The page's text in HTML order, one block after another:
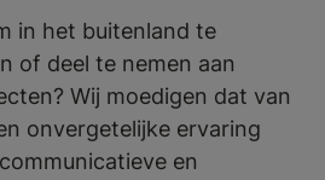
in het buitenland te
of deel te nemen aan
Wij moedigen dat van
onvergetelijke ervaring
en